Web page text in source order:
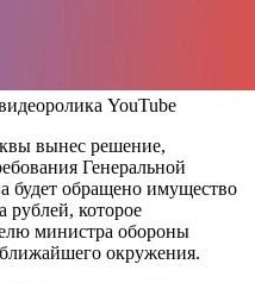
YouTube
вынес решение,
Генеральной
будет обращено имущество
рублей, которое
министра обороны
окружения.